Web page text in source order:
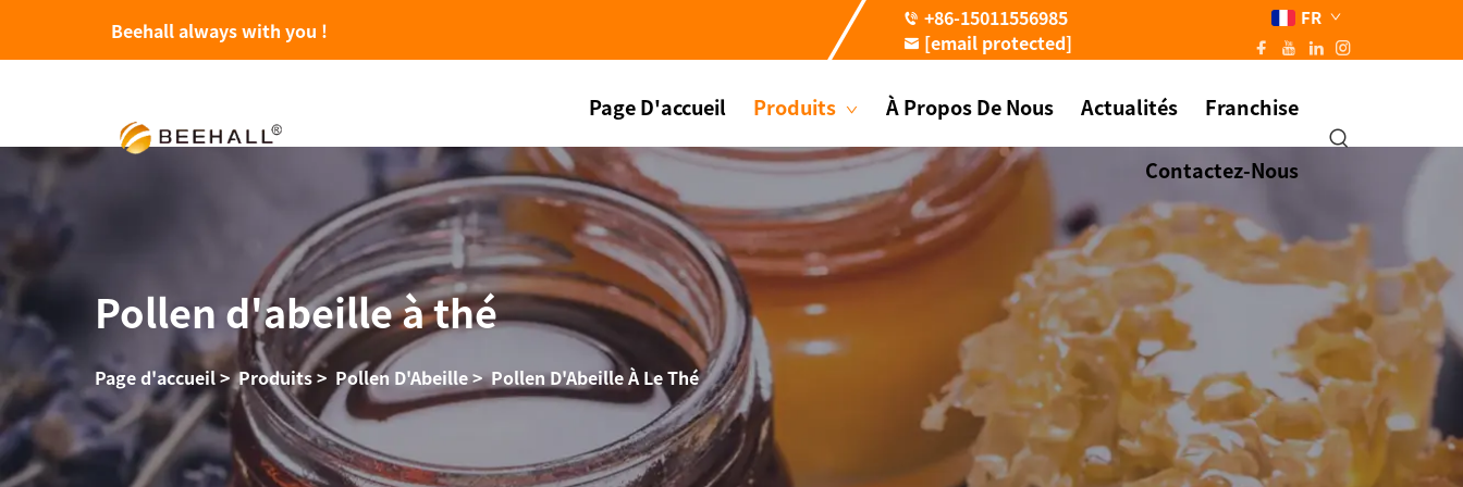
Beehall always with you !
+86-15011556985
[email protected]
FR
Page D'accueil Produits À Propos De Nous Actualités Franchise
Contactez-Nous
Pollen d'abeille à thé
Page d'accueil>Produits> Pollen D'Abeille>Pollen D'Abeille À Le Thé